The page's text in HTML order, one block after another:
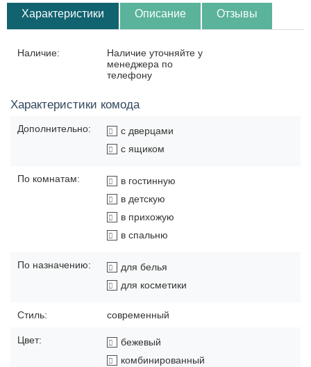
Характеристики Описание Отзывы
Наличие:
Наличие уточняйте у
менеджера по
телефону
Характеристики комода
Дополнительно:
с дверцами
с ящиком
По комнатам:
в гостинную
в детскую
в прихожую
в спальню
По назначению:
для белья
для косметики
Стиль: современный
Цвет:
бежевый
комбинированный